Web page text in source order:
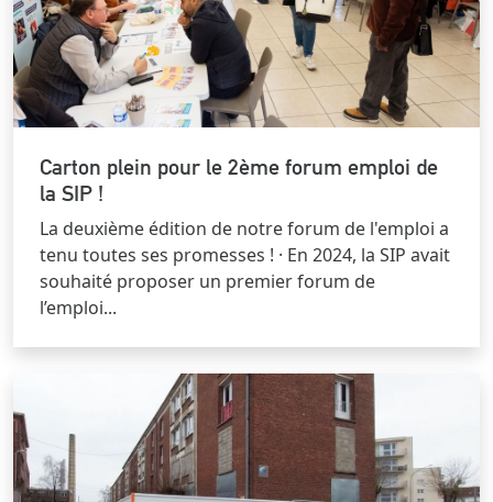
Carton plein pour le 2ème forum emploi de
la SIP !
La deuxième édition de notre forum de l'emploi a
tenu toutes ses promesses ! · En 2024, la SIP avait
souhaité proposer un premier forum de
l’emploi...